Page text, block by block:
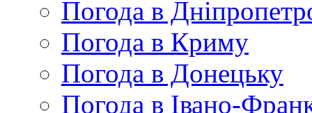
Погода в
Погода в Криму
Погода в Донецьку
Погода в Івано-